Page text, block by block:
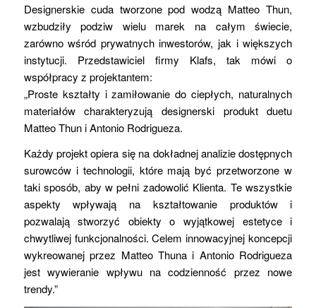
Designerskie cuda tworzone pod wodzą Matteo Thun,
wzbudziły podziw wielu marek na całym świecie,
zarówno wśród prywatnych inwestorów, jak i większych
instytucji. Przedstawiciel firmy Klafs, tak mówi o
współpracy z projektantem:
„Proste kształty i zamiłowanie do ciepłych, naturalnych
materiałów charakteryzują designerski produkt duetu
Matteo Thun i Antonio Rodrigueza.
Każdy projekt opiera się na dokładnej analizie dostępnych
surowców i technologii, które mają być przetworzone w
taki sposób, aby w pełni zadowolić Klienta. Te wszystkie
aspekty wpływają na kształtowanie produktów i
pozwalają stworzyć obiekty o wyjątkowej estetyce i
chwytliwej funkcjonalności. Celem innowacyjnej koncepcji
wykreowanej przez Matteo Thuna i Antonio Rodrigueza
jest wywieranie wpływu na codzienność przez nowe
trendy.”